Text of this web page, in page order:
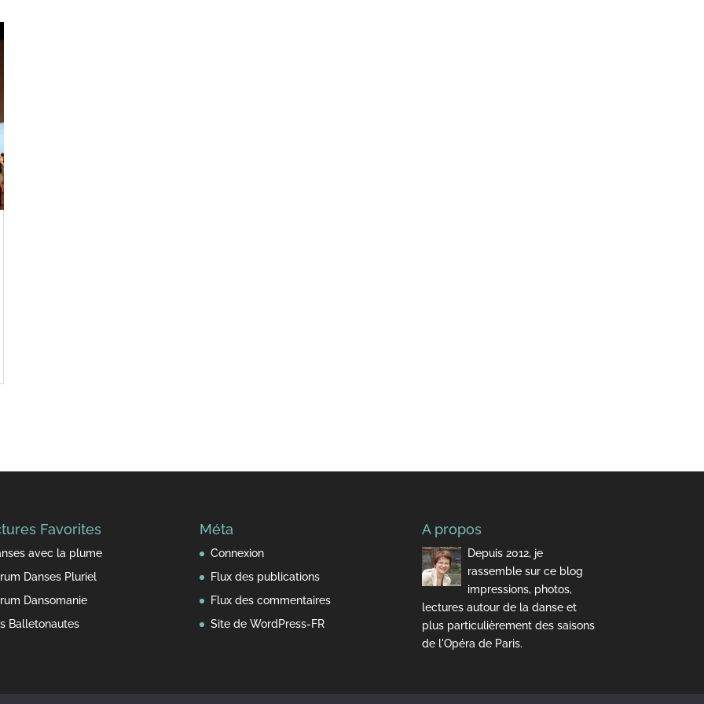
Favorites
avec la plume
Danses Pluriel
Dansomanie
Balletonautes
Méta
Connexion
Flux des publications
Flux des commentaires
Site de WordPress-FR
A propos
Depuis 2012, je
rassemble sur ce blog
impressions, photos,
lectures autour de la danse et
plus particulièrement des saisons
de l'Opéra de Paris.